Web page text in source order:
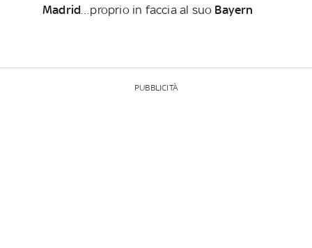
Madrid…proprio in faccia al suo Bayern
PUBBLICITÀ